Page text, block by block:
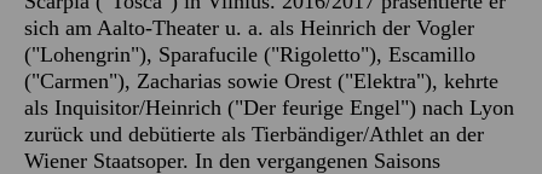
sich am Aalto-Theater u. a. als Heinrich der Vogler
("Lohengrin"), Sparafucile ("Rigoletto"), Escamillo
("Carmen"), Zacharias sowie Orest ("Elektra"), kehrte
als Inquisitor/Heinrich ("Der feurige Engel") nach Lyon
zurück und debütierte als Tierbändiger/Athlet an der
Wiener Staatsoper. In den vergangenen Saisons